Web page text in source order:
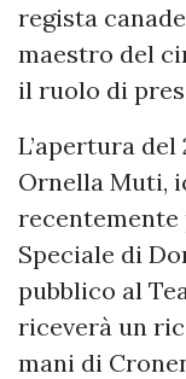
regista
maestro del
il ruolo di
L’apertura
Ornella Muti,
recentemente
Speciale di
pubblico al
riceverà un
mani di